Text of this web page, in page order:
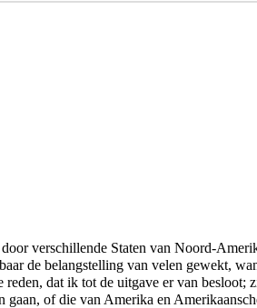
verschillende Staten van Noord-
de belangstelling van velen gewekt,
dat ik tot de uitgave er van besloot;
of die van Amerika en